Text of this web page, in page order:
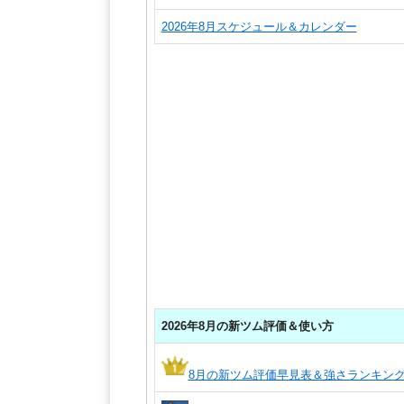
2026年8月スケジュール＆カレンダー
2026年8月の新ツム評価＆使い方
8月の新ツム評価早見表＆強さランキン